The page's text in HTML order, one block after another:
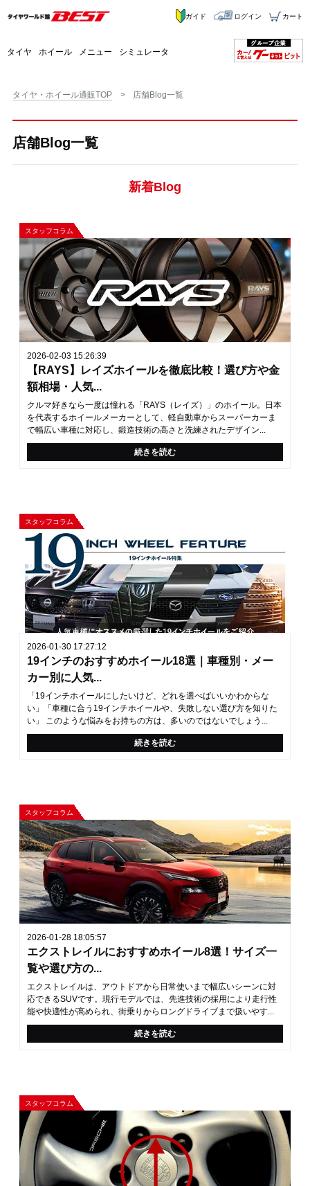
タイヤ ホイール メニュー シミュレータ
ガイド ログイン カート
タイヤ・ホイール通販TOP 店舗Blog一覧
店舗Blog一覧
新着Blog
スタッフコラム
2026-02-03 15:26:39
【RAYS】レイズホイールを徹底比較！選び方や金
額相場・人気...
クルマ好きなら一度は憧れる「RAYS（レイズ）」のホイール。日本
を代表するホイールメーカーとして、軽自動車からスーパーカーま
で幅広い車種に対応し、鍛造技術の高さと洗練されたデザイン...
続きを読む
スタッフコラム
2026-01-30 17:27:12
19インチのおすすめホイール18選｜車種別・メー
カー別に人気...
「19インチホイールにしたいけど、どれを選べばいいかわからな
い」「車種に合う19インチホイールや、失敗しない選び方を知りた
い」 このような悩みをお持ちの方は、多いのではないでしょう...
続きを読む
スタッフコラム
2026-01-28 18:05:57
エクストレイルにおすすめホイール8選！サイズ一
覧や選び方の...
エクストレイルは、アウトドアから日常使いまで幅広いシーンに対
応できるSUVです。現行モデルでは、先進技術の採用により走行性
能や快適性が高められ、街乗りからロングドライブまで扱いやす...
続きを読む
スタッフコラム